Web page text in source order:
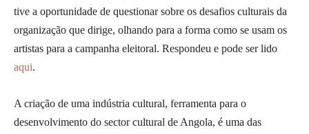
tive a oportunidade de questionar sobre os desafios culturais da
organização que dirige, olhando para a forma como se usam os
artistas para a campanha eleitoral. Respondeu e pode ser lido
aqui.
A criação de uma indústria cultural, ferramenta para o
desenvolvimento do sector cultural de Angola, é uma das